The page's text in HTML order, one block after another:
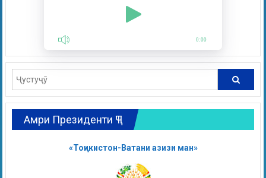
0:00
Амри Президенти ҶТ
«Тоҷикистон-Ватани азизи ман»